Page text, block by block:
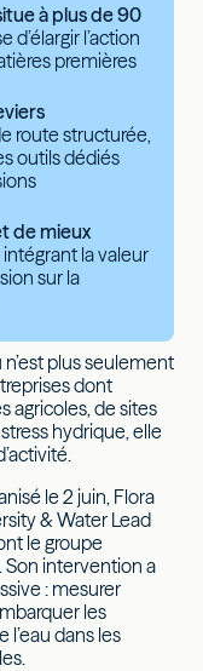
à plus de 90
d’élargir l’action
premières
route structurée,
outils dédiés
de mieux
intégrant la valeur
sur la
plus seulement
dont
agricoles, de sites
hydrique, elle
le 2 juin, Flora
& Water Lead
le groupe
Son intervention a
: mesurer
les
l’eau dans les